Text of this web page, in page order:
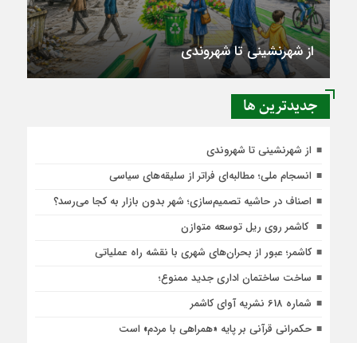
از شهرنشینی تا شهروندی
جديدترين ها
از شهرنشینی تا شهروندی
انسجام ملی؛ مطالبه‌ای فراتر از سلیقه‌های سیاسی
اصناف در حاشیه تصمیم‌سازی؛ شهر بدون بازار به کجا می‌رسد؟
کاشمر روی ریل توسعه متوازن
کاشمر؛ عبور از بحران‌های شهری با نقشه راه عملیاتی
ساخت ساختمان اداری جدید ممنوع؛
شماره 618 نشریه آوای کاشمر
حکمرانی قرآنی بر پایه «همراهی با مردم» است